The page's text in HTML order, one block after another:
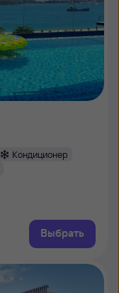
Кондиционер
Выбрать